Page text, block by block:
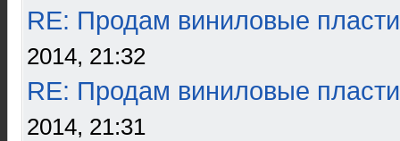
RE: Продам виниловые
2014, 21:32
RE: Продам виниловые
2014, 21:31